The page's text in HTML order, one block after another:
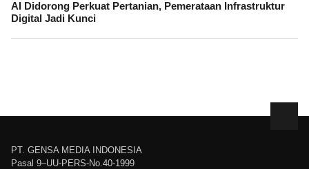
AI Didorong Perkuat Pertanian, Pemerataan Infrastruktur
Digital Jadi Kunci
PT. GENSA MEDIA INDONESIA
Pasal 9–UU-PERS-No.40-1999